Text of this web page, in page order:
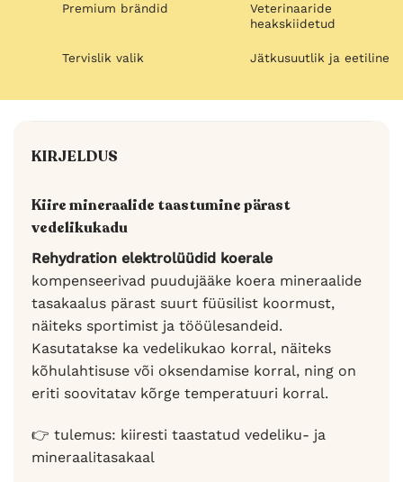
Premium brändid
Veterinaaride
heakskiidetud
Tervislik valik Jätkusuutlik ja eetiline
KIRJELDUS
Kiire mineraalide taastumine pärast
vedelikukadu
Rehydration elektrolüüdid koerale
kompenseerivad puudujääke koera mineraalide
tasakaalus pärast suurt füüsilist koormust,
näiteks sportimist ja tööülesandeid.
Kasutatakse ka vedelikukao korral, näiteks
kõhulahtisuse või oksendamise korral, ning on
eriti soovitatav kõrge temperatuuri korral.
👉 tulemus: kiiresti taastatud vedeliku- ja
mineraalitasakaal